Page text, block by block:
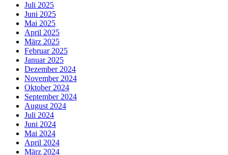
Juli 2025
Juni 2025
Mai 2025
April 2025
März 2025
Februar 2025
Januar 2025
Dezember 2024
November 2024
Oktober 2024
September 2024
August 2024
Juli 2024
Juni 2024
Mai 2024
April 2024
März 2024